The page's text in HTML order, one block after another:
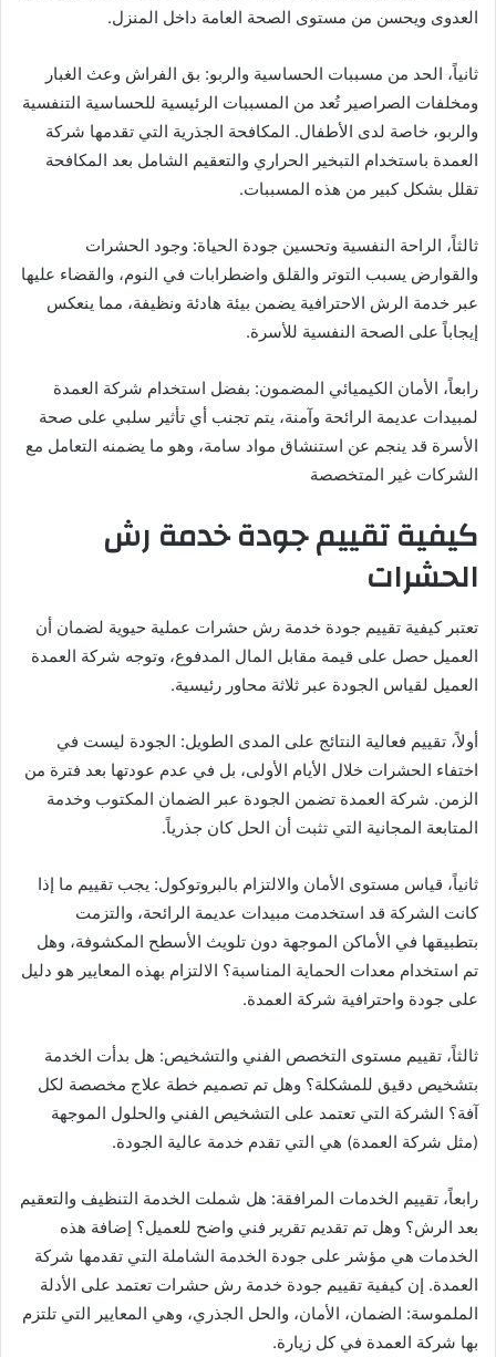
العدوى ويحسن من مستوى الصحة العامة داخل المنزل.
ثانياً، الحد من مسببات الحساسية والربو: بق الفراش وعث الغبار
ومخلفات الصراصير تُعد من المسببات الرئيسية للحساسية التنفسية
والربو، خاصة لدى الأطفال. المكافحة الجذرية التي تقدمها شركة
العمدة باستخدام التبخير الحراري والتعقيم الشامل بعد المكافحة
تقلل بشكل كبير من هذه المسببات.
ثالثاً، الراحة النفسية وتحسين جودة الحياة: وجود الحشرات
والقوارض يسبب التوتر والقلق واضطرابات في النوم، والقضاء عليها
عبر خدمة الرش الاحترافية يضمن بيئة هادئة ونظيفة، مما ينعكس
إيجاباً على الصحة النفسية للأسرة.
رابعاً، الأمان الكيميائي المضمون: بفضل استخدام شركة العمدة
لمبيدات عديمة الرائحة وآمنة، يتم تجنب أي تأثير سلبي على صحة
الأسرة قد ينجم عن استنشاق مواد سامة، وهو ما يضمنه التعامل مع
الشركات غير المتخصصة
كيفية تقييم جودة خدمة رش
الحشرات
تعتبر كيفية تقييم جودة خدمة رش حشرات عملية حيوية لضمان أن
العميل حصل على قيمة مقابل المال المدفوع، وتوجه شركة العمدة
العميل لقياس الجودة عبر ثلاثة محاور رئيسية.
أولاً، تقييم فعالية النتائج على المدى الطويل: الجودة ليست في
اختفاء الحشرات خلال الأيام الأولى، بل في عدم عودتها بعد فترة من
الزمن. شركة العمدة تضمن الجودة عبر الضمان المكتوب وخدمة
المتابعة المجانية التي تثبت أن الحل كان جذرياً.
ثانياً، قياس مستوى الأمان والالتزام بالبروتوكول: يجب تقييم ما إذا
كانت الشركة قد استخدمت مبيدات عديمة الرائحة، والتزمت
بتطبيقها في الأماكن الموجهة دون تلويث الأسطح المكشوفة، وهل
تم استخدام معدات الحماية المناسبة؟ الالتزام بهذه المعايير هو دليل
على جودة واحترافية شركة العمدة.
ثالثاً، تقييم مستوى التخصص الفني والتشخيص: هل بدأت الخدمة
بتشخيص دقيق للمشكلة؟ وهل تم تصميم خطة علاج مخصصة لكل
آفة؟ الشركة التي تعتمد على التشخيص الفني والحلول الموجهة
(مثل شركة العمدة) هي التي تقدم خدمة عالية الجودة.
رابعاً، تقييم الخدمات المرافقة: هل شملت الخدمة التنظيف والتعقيم
بعد الرش؟ وهل تم تقديم تقرير فني واضح للعميل؟ إضافة هذه
الخدمات هي مؤشر على جودة الخدمة الشاملة التي تقدمها شركة
العمدة. إن كيفية تقييم جودة خدمة رش حشرات تعتمد على الأدلة
الملموسة: الضمان، الأمان، والحل الجذري، وهي المعايير التي تلتزم
بها شركة العمدة في كل زيارة.